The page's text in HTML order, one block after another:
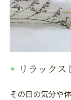
リラック
その日の気分や